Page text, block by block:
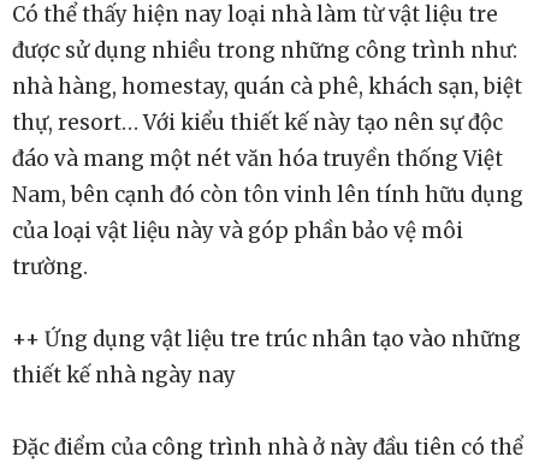
Có thể thấy hiện nay loại nhà làm từ vật liệu tre
được sử dụng nhiều trong những công trình như:
nhà hàng, homestay, quán cà phê, khách sạn, biệt
thự, resort… Với kiểu thiết kế này tạo nên sự độc
đáo và mang một nét văn hóa truyền thống Việt
Nam, bên cạnh đó còn tôn vinh lên tính hữu dụng
của loại vật liệu này và góp phần bảo vệ môi
trường.
++ Ứng dụng vật liệu tre trúc nhân tạo vào những
thiết kế nhà ngày nay
Đặc điểm của công trình nhà ở này đầu tiên có thể